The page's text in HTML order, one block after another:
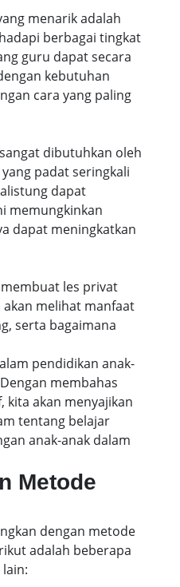
menarik adalah
berbagai tingkat
guru dapat secara
kebutuhan
cara yang paling
dibutuhkan oleh
padat seringkali
dapat
memungkinkan
dapat meningkatkan
les privat
melihat manfaat
serta bagaimana
pendidikan anak-
membahas
kita akan menyajikan
tentang belajar
anak-anak dalam
Metode
dengan metode
adalah beberapa